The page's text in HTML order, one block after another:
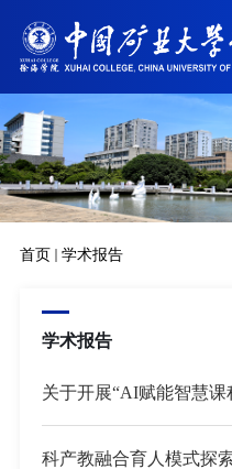
首页 学术报告
学术报告
科产教融合育人模式探